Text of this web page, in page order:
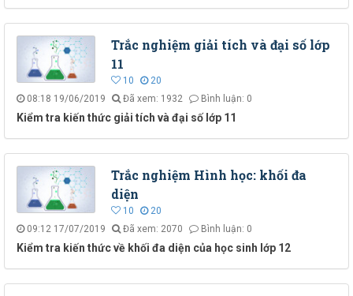
Trắc nghiệm giải tích và đại số lớp
11
10
20
08:18 19/06/2019
Đã xem: 1932 Bình luận: 0
Kiểm tra kiến thức giải tích và đại số lớp 11
Trắc nghiệm Hình học: khối đa
diện
10
20
09:12 17/07/2019
Đã xem: 2070 Bình luận: 0
Kiểm tra kiến thức về khối đa diện của học sinh lớp 12